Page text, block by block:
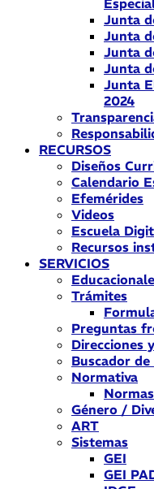
Junta
Junta
Junta
Junta
Junta
2024
RECURSOS
Diseños
Calendario
Efemérides
Videos
Escuela
Recursos
SERVICIOS
Trámites
Preguntas
Direcciones
Buscador de
Normativa
Género /
ART
Sistemas
GEI
GEI